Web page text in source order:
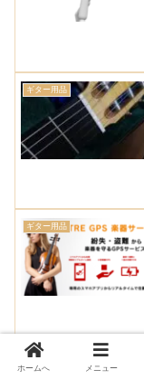
ギター用品
ギター用品
ホームへ メニュー